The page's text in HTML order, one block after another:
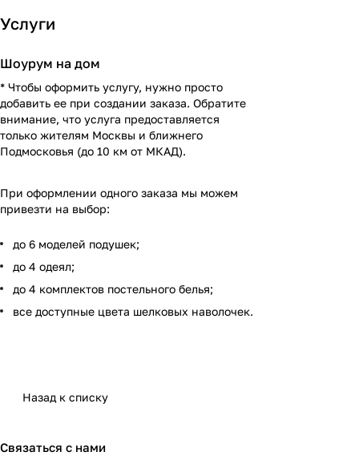
Услуги
Шоурум на дом
* Чтобы оформить услугу, нужно просто
добавить ее при создании заказа. Обратите
внимание, что услуга предоставляется
только жителям Москвы и ближнего
Подмосковья (до 10 км от МКАД).
При оформлении одного заказа мы можем
привезти на выбор:
до 6 моделей подушек;
до 4 одеял;
до 4 комплектов постельного белья;
все доступные цвета шелковых наволочек.
Назад к списку
Связаться с нами